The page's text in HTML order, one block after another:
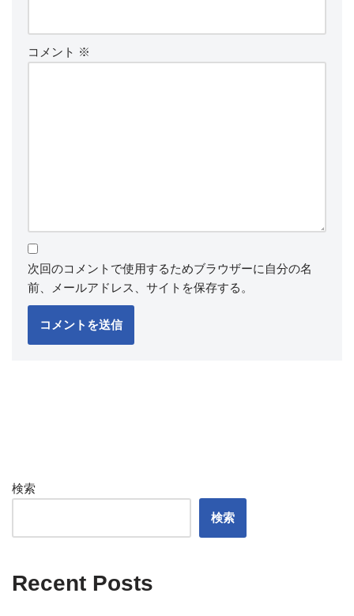
コメント ※
次回のコメントで使用するためブラウザーに自分の名
前、メールアドレス、サイトを保存する。
検索
検索
Recent Posts